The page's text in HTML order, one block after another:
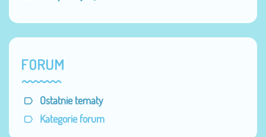
FORUM
Ostatnie tematy
Kategorie forum